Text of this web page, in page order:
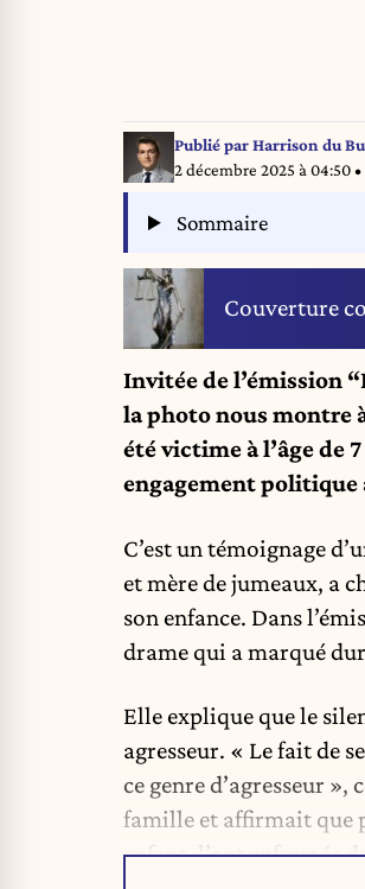
Publié parHarrison du
2 décembre 2025 à 04:50
Sommaire
Couverture
Invitée de l’émission
la photo nous montre
été victime à l’âge de
engagement politique
C’est un témoignage
et mère de jumeaux, a
son enfance. Dans
drame qui a marqué
Elle explique que le
agresseur. « Le fait de
ce genre d’agresseur
famille et affirmait que
enfant, l’ont enfermée